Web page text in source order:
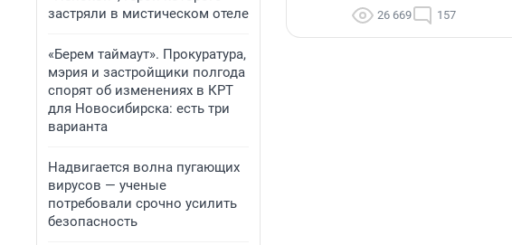
застряли в мистическом отеле
«Берем таймаут». Прокуратура,
мэрия и застройщики полгода
спорят об изменениях в КРТ
для Новосибирска: есть три
варианта
Надвигается волна пугающих
вирусов — ученые
потребовали срочно усилить
безопасность
26 669 157